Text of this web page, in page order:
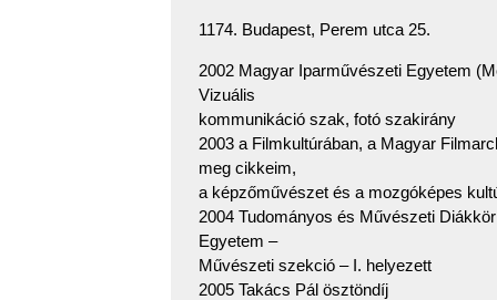
1174. Budapest, Perem utca 25.
2002 Magyar Iparművészeti Egyetem
Vizuális
kommunikáció szak, fotó szakirány
2003 a Filmkultúrában, a Magyar
meg cikkeim,
a képzőművészet és a mozgóképes
2004 Tudományos és Művészeti
Egyetem –
Művészeti szekció – I. helyezett
2005 Takács Pál ösztöndíj